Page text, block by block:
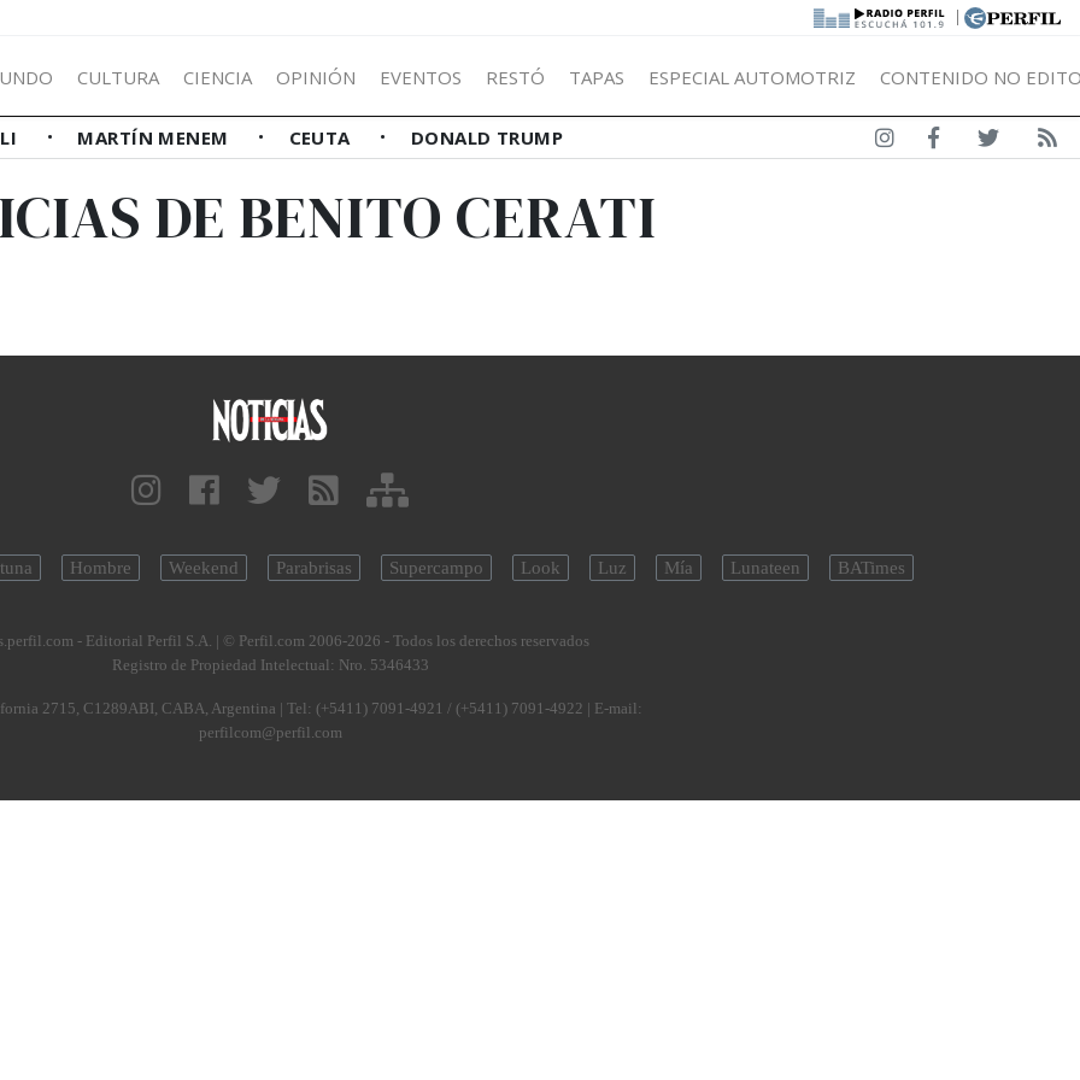
|
CULTURA CIENCIA OPINIÓN EVENTOS RESTÓ TAPAS ESPECIAL AUTOMOTRIZ CONTENIDO NO
MARTÍN MENEM CEUTA DONALD TRUMP
DE BENITO CERATI
Hombre Weekend Parabrisas Supercampo Look Luz Mía Lunateen BATimes
- Editorial Perfil S.A. | © Perfil.com 2006-2026 - Todos los derechos reservados
Registro de Propiedad Intelectual: Nro. 5346433
2715, C1289ABI, CABA, Argentina | Tel: (+5411) 7091-4921 / (+5411) 7091-4922 | E-mail:
perfilcom@perfil.com